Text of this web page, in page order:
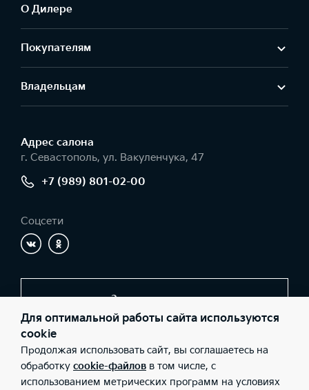
О Дилере
Покупателям
Владельцам
Адрес салонa
г. Севастополь, ул. Вакуленчука, 47
+7 (989) 801-02-00
Соцсети
Заказать звонок
© 2026 Юридические лица ООО «АВТО-ЛЮКС» (Фактический
адрес: г. Севастополь, ул. Вакуленчука, 47; Телефон: +7 (989)
801-02-00; ИНН: 9201000085; ОГРН: 1149200000180), ООО «Киа
Россия и СНГ» (Фактический адрес: г.Москва, Валовая 26;
Для оптимальной работы сайта используются
cookie
Продолжая использовать сайт, вы соглашаетесь на
обработку cookie-файлов в том числе, с
использованием метрических программ на условиях